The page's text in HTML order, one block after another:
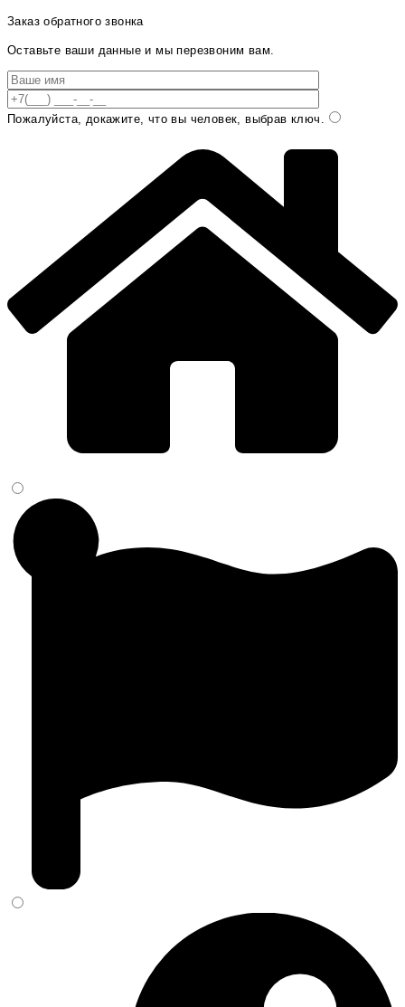
Заказ обратного звонка
Оставьте ваши данные и мы перезвоним вам.
Пожалуйста, докажите, что вы человек, выбрав ключ